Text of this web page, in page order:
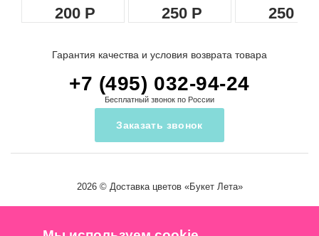
200 250 250
Гарантия качества и условия возврата товара
+7 (495) 032-94-24
Бесплатный звонок по России
Заказать звонок
2026 © Доставка цветов«Букет Лета»